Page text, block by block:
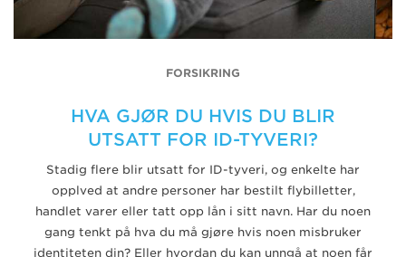
FORSIKRING
HVA GJØR DU HVIS DU BLIR
UTSATT FOR ID-TYVERI?
Stadig flere blir utsatt for ID-tyveri, og enkelte har
opplved at andre personer har bestilt flybilletter,
handlet varer eller tatt opp lån i sitt navn. Har du noen
gang tenkt på hva du må gjøre hvis noen misbruker
identiteten din? Eller hvordan du kan unngå at noen får